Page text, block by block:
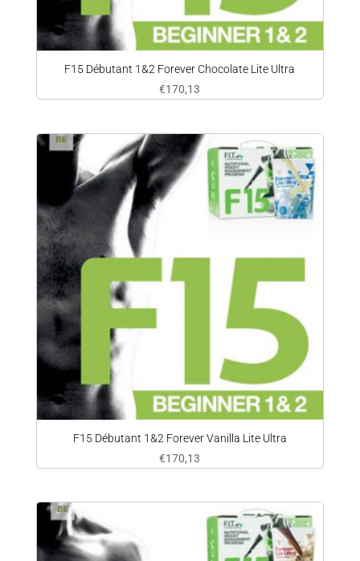
F15 Débutant 1&2 Forever Chocolate Lite Ultra
€170,13
F15 Débutant 1&2 Forever Vanilla Lite Ultra
€170,13